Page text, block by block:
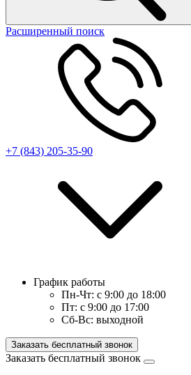
Расширенный поиск
+7 (843) 205-35-90
График работы
Пн-Чт: с 9:00 до 18:00
Пт: с 9:00 до 17:00
Сб-Вс: выходной
Заказать бесплатный звонок
Заказать бесплатный звонок